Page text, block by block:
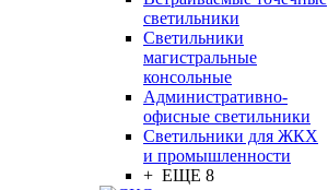
светильники
Светильники
магистральные
консольные
Административно-
офисные светильники
Светильники для ЖКХ
и промышленности
+ ЕЩЕ 8